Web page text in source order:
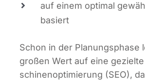
auf einem opti­mal
basiert
Schon in der Pla­nungs­pha­se
gro­ßen Wert auf eine
schi­nen­op­ti­mie­rung (SEO),